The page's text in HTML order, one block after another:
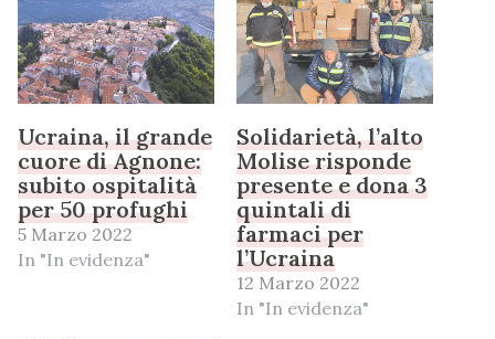
Ucraina, il grande
cuore di Agnone:
subito ospitalità
per 50 profughi
5 Marzo 2022
In "In evidenza"
Solidarietà, l’alto
Molise risponde
presente e dona 3
quintali di
farmaci per
l’Ucraina
12 Marzo 2022
In "In evidenza"